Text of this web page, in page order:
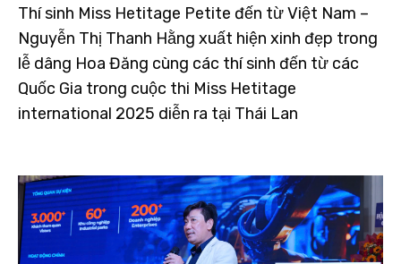
Thí sinh Miss Hetitage Petite đến từ Việt Nam –
Nguyễn Thị Thanh Hằng xuất hiện xinh đẹp trong
lễ dâng Hoa Đăng cùng các thí sinh đến từ các
Quốc Gia trong cuộc thi Miss Hetitage
international 2025 diễn ra tại Thái Lan